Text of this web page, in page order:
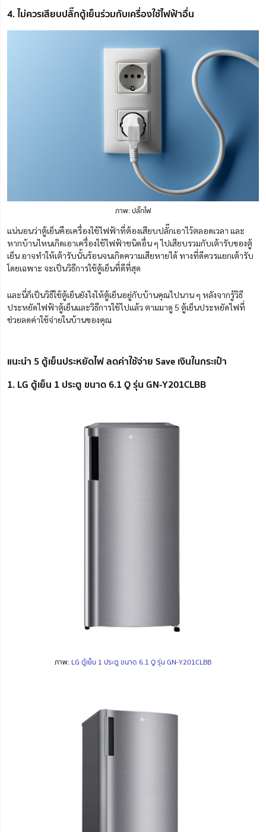
4. ไม่ควรเสียบปลั๊กตู้เย็นร่วมกับเครื่องใช้ไฟฟ้าอื่น
ภาพ: ปลั๊กไฟ
แน่นอนว่าตู้เย็นคือเครื่องใช้ไฟฟ้าที่ต้องเสียบปลั๊กเอาไว้ตลอดเวลา และ
หากบ้านไหนเกิดเอาเครื่องใช้ไฟฟ้าชนิดอื่น ๆ ไปเสียบรวมกับเต้ารับของตู้
เย็น อาจทำให้เต้ารับนั้นร้อนจนเกิดความเสียหายได้ ทางที่ดีควรแยกเต้ารับ
โดยเฉพาะ จะเป็นวิธีการใช้ตู้เย็นที่ดีที่สุด
และนี่ก็เป็นวิธีใช้ตู้เย็นยังไงให้ตู้เย็นอยู่กับบ้านคุณไปนาน ๆ หลังจากรู้วิธี
ประหยัดไฟฟ้าตู้เย็นและวิธีการใช้ไปแล้ว ตามมาดู 5 ตู้เย็นประหยัดไฟที่
ช่วยลดค่าใช้จ่ายในบ้านของคุณ
แนะนำ 5 ตู้เย็นประหยัดไฟ ลดค่าใช้จ่าย Save เงินในกระเป๋า
1. LG ตู้เย็น 1 ประตู ขนาด 6.1 Q รุ่น GN-Y201CLBB
ภาพ: LG ตู้เย็น 1 ประตู ขนาด 6.1 Q รุ่น GN-Y201CLBB